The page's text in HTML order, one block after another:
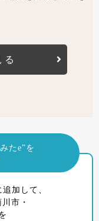
たe”を
加して、
市・